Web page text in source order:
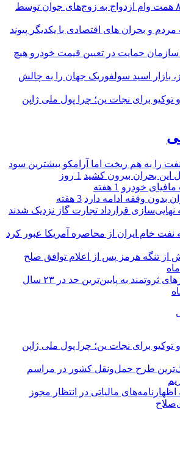
پرداخت بیش از ۸ همت وام ازدواج به زوج‌های جوان توسط
و بحران های اقتصادی با یکدیگر پیوند
حمایت در تعیین قیمت خودرو هیچ
بازار اسید سولفوریک جهان را به چالش
توکیو برای نجات ین؛ چرا پول ملی ژاپن
نفت را به هم ریخت اما آرامکو بیشترین سود
این بحران بیرون کشید 1 روز
خودرو 1 هفته
بدون وقفه ادامه دارد 3 هفته
قرارداد تجارت گاز نزدیک شدند
از تنگه هرمز پس از اعلام توافق صلح
ذخایر نفت کشورهای ثروتمند به پایین‌ترین حد در ۲۳ سال
توکیو برای نجات ین؛ چرا پول ملی ژاپن
طرح حمل‌ونقل کشور در مراسم
اظهارنامه‌های مالیاتی در انتظار مجوز